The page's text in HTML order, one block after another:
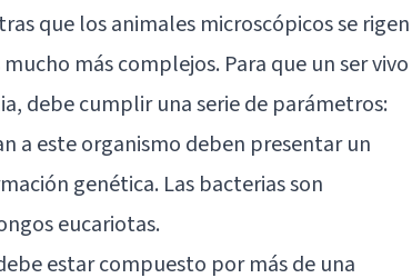
que los animales microscópicos se rigen
más complejos. Para que un ser vivo
debe cumplir una serie de parámetros:
a este organismo deben presentar un
genética. Las bacterias son
eucariotas.
estar compuesto por más de una